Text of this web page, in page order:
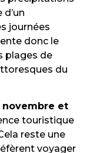
journées
donc le
plages de
du
novembre et
touristique
reste une
voyager